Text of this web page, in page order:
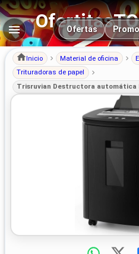
Navegación
Ofertas
Inicio Material de oficina
Trituradoras de papel
Trisruvian Destructora automática